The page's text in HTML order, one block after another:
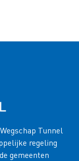
Tunnel
regeling
gemeenten